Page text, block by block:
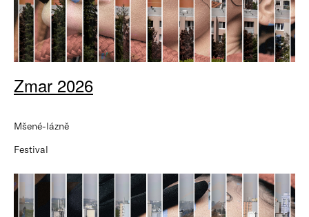
Zmar 2026
Mšené-lázně
Festival